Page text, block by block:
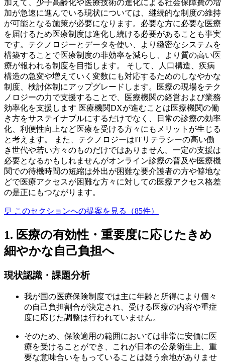
加えて、少子高齢化や医療技術の進化による社会保障費の増
加が急速に進んでいる現状については、継続的な制度の維持
が可能となる施策が必要になります。必要な方に必要な医療
を届けるため医療制度は進化し続ける必要があることも事実
です。テクノロジーとデータを使い、より緻密なシステムを
構築することで医療制度の非効率を減らし、より質の高い医
療が報われる制度を目指します。 そして、人口構造、疾病
構造の急変や増えていく変数にも対応するためのしなやかな
制度、検討体制にアップグレードします。医療の現場をテク
ノロジーの力で支援することで、医療機関の経営および業務
効率化を支援します 医療機関DXが進むことは医療機関の働
き方をサステイナブルにするだけでなく、日常の診療の効率
化、利便性向上など医療を受ける方々にもメリットが生じる
と考えます。 また、テクノロジーはITリテラシーの高い働
き世代や若い方々のものだけではありません。一定の支援は
必要となるかもしれませんがオンライン診療の普及や医療機
関での待機時間の短縮は外出が困難な要介護者の方や僻地な
どで医療アクセスが困難な方々に対しての医療アクセス格差
の是正にもつながります。
💬 このセクションへの提案を見る（85件）
1. 医療の有効性・重要度に応じたきめ
細やかな自己負担へ
現状認識・課題分析
我が国の医療保険制度では主に年齢と所得により個々
の自己負担割合が決定され、受ける医療の内容や重症
度に応じた調整は行われていません。
そのため、保険適用の範囲においては非常に安価に医
療を受けることができ、これが日本の公衆衛生上、重
要な意味合いをもっていることは疑う余地がありませ